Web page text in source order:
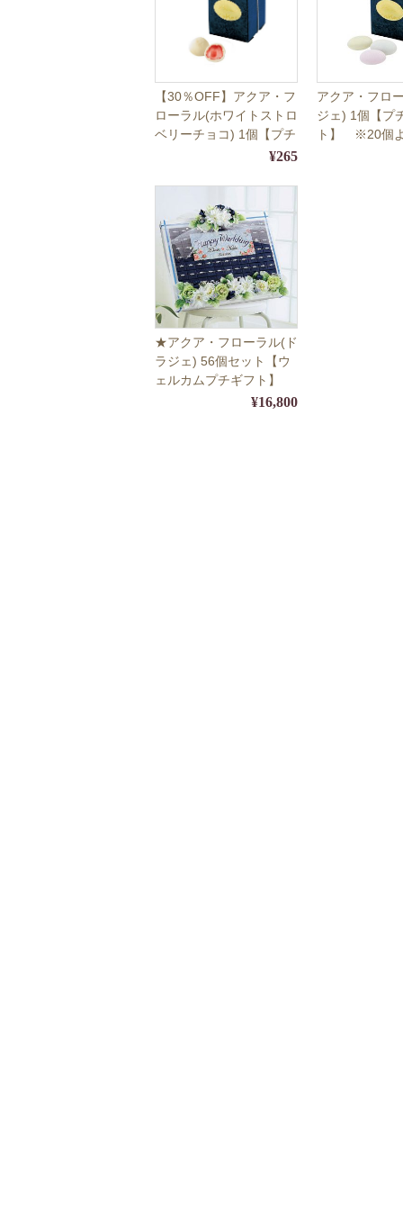
【30％OFF】アクア・フ
ローラル(ホワイトストロ
ベリーチョコ) 1個【プチ
ギフト】 【10月1日～4
※20個よりご注文受付
¥265
アクア・フロ
ジェ) 1個【プ
ト】 ※20個
★アクア・フローラル(ド
ラジェ) 56個セット【ウ
ェルカムプチギフト】
¥16,800